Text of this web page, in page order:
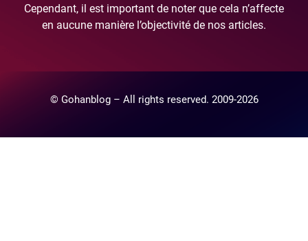
Cependant, il est important de noter que cela n’affecte
en aucune manière l’objectivité de nos articles.
© Gohanblog – All rights reserved. 2009-2026